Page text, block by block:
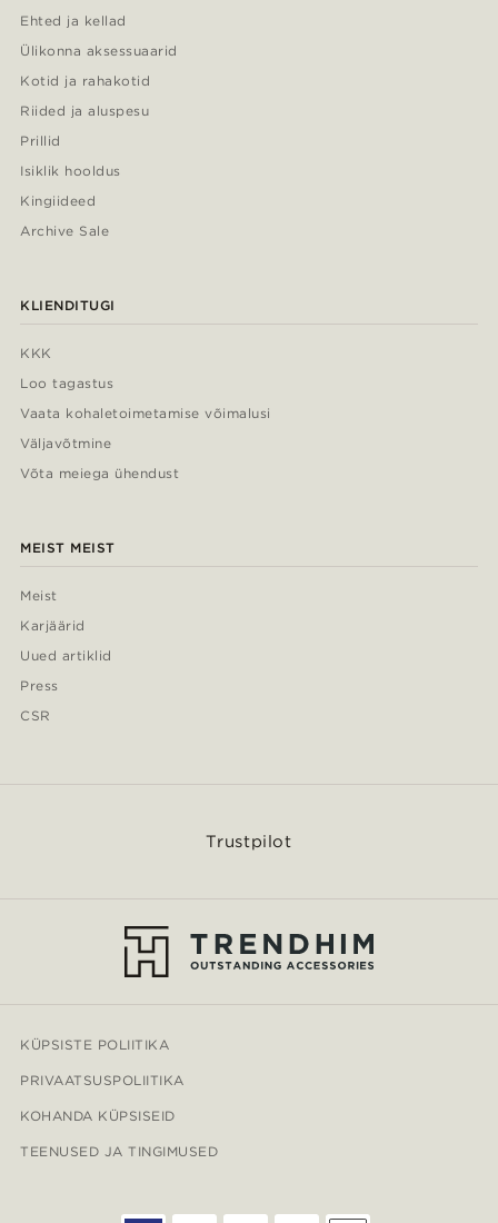
Ehted ja kellad
Ülikonna aksessuaarid
Kotid ja rahakotid
Riided ja aluspesu
Prillid
Isiklik hooldus
Kingiideed
Archive Sale
KLIENDITUGI
KKK
Loo tagastus
Vaata kohaletoimetamise võimalusi
Väljavõtmine
Võta meiega ühendust
MEIST MEIST
Meist
Karjäärid
Uued artiklid
Press
CSR
Trustpilot
KÜPSISTE POLIITIKA
PRIVAATSUSPOLIITIKA
KOHANDA KÜPSISEID
TEENUSED JA TINGIMUSED